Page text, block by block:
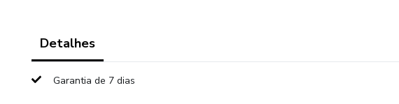
Detalhes
Garantia de 7 dias